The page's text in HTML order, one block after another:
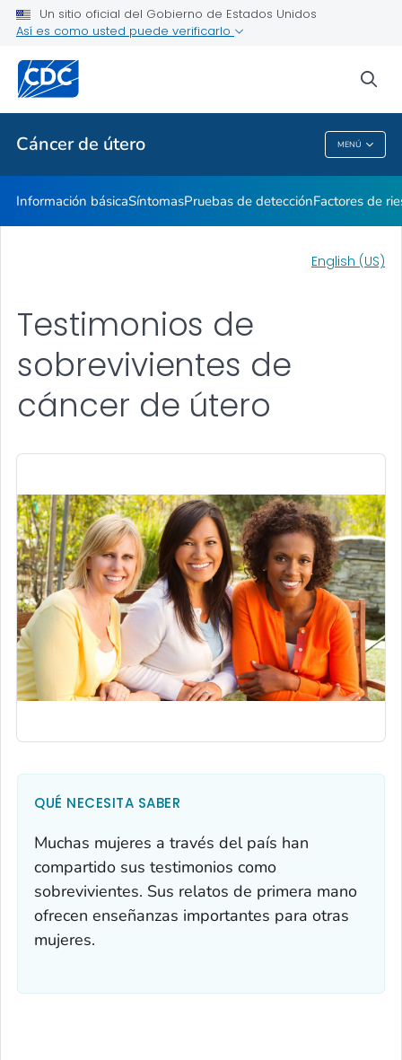
Un sitio oficial del Gobierno de Estados Unidos
Así es como usted puede verificarlo
Cáncer de útero MENÚ
Recursos para compartir
Temas relacionados
Cáncer De Útero
Información básicaSíntomasPruebas de detecciónFactores de
English (US)
Testimonios de
sobrevivientes de
cáncer de útero
QUÉ NECESITA SABER
Muchas mujeres a través del país han
compartido sus testimonios como
sobrevivientes. Sus relatos de primera mano
ofrecen enseñanzas importantes para otras
mujeres.